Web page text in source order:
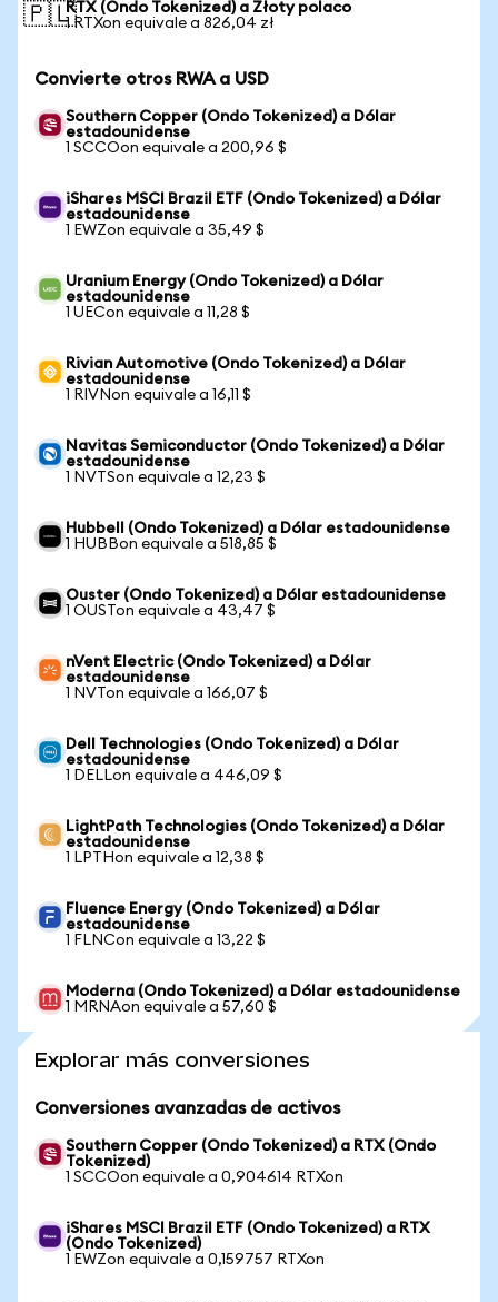
🇵🇱RTX (Ondo Tokenized) a Złoty polaco
1 RTXon equivale a 826,04 zł
Convierte otros RWA a USD
Southern Copper (Ondo Tokenized) a Dólar
estadounidense
1 SCCOon equivale a 200,96 $
iShares MSCI Brazil ETF (Ondo Tokenized) a Dólar
estadounidense
1 EWZon equivale a 35,49 $
Uranium Energy (Ondo Tokenized) a Dólar
estadounidense
1 UECon equivale a 11,28 $
Rivian Automotive (Ondo Tokenized) a Dólar
estadounidense
1 RIVNon equivale a 16,11 $
Navitas Semiconductor (Ondo Tokenized) a Dólar
estadounidense
1 NVTSon equivale a 12,23 $
Hubbell (Ondo Tokenized) a Dólar estadounidense
1 HUBBon equivale a 518,85 $
Ouster (Ondo Tokenized) a Dólar estadounidense
1 OUSTon equivale a 43,47 $
nVent Electric (Ondo Tokenized) a Dólar
estadounidense
1 NVTon equivale a 166,07 $
Dell Technologies (Ondo Tokenized) a Dólar
estadounidense
1 DELLon equivale a 446,09 $
LightPath Technologies (Ondo Tokenized) a Dólar
estadounidense
1 LPTHon equivale a 12,38 $
Fluence Energy (Ondo Tokenized) a Dólar
estadounidense
1 FLNCon equivale a 13,22 $
Moderna (Ondo Tokenized) a Dólar estadounidense
1 MRNAon equivale a 57,60 $
Explorar más conversiones
Conversiones avanzadas de activos
Southern Copper (Ondo Tokenized) a RTX (Ondo
Tokenized)
1 SCCOon equivale a 0,904614 RTXon
iShares MSCI Brazil ETF (Ondo Tokenized) a RTX
(Ondo Tokenized)
1 EWZon equivale a 0,159757 RTXon